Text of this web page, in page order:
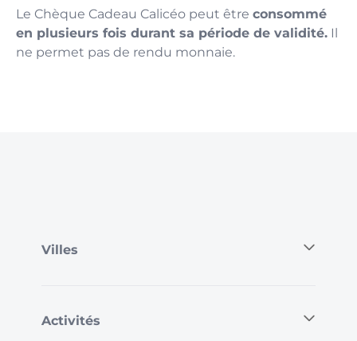
Le Chèque Cadeau Calicéo peut être consommé
en plusieurs fois durant sa période de validité. Il
ne permet pas de rendu monnaie.
Villes
Activités